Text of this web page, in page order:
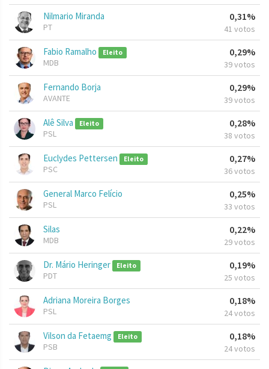
Nilmario Miranda
PT
0,31%
41 votos
Fabio Ramalho Eleito
MDB
0,29%
39 votos
Fernando Borja
AVANTE
0,29%
39 votos
Alê Silva Eleito
PSL
0,28%
38 votos
Euclydes Pettersen Eleito
PSC
0,27%
36 votos
General Marco Felício
PSL
0,25%
33 votos
Silas
MDB
0,22%
29 votos
Dr. Mário Heringer Eleito
PDT
0,19%
25 votos
Adriana Moreira Borges
PSL
0,18%
24 votos
Vilson da Fetaemg Eleito
PSB
0,18%
24 votos